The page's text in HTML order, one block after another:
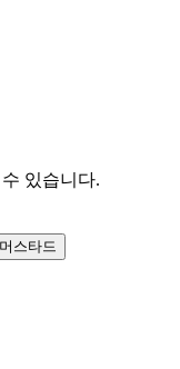
있습니다.
머스타드